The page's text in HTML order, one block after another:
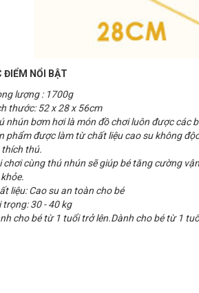
ĐIỂM NỔI BẬT
lượng : 1700g
thước: 52 x 28 x 56cm
nhún bơm hơi là món đồ chơi luôn được các
phẩm được làm từ chất liệu cao su không
thích thú.
chơi cùng thú nhún sẽ giúp bé tăng cường
liệu: Cao su an toàn cho bé
trọng: 30 - 40 kg
cho bé từ 1 tuổi trở lên.Dành cho bé từ 1